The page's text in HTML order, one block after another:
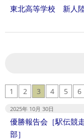
東北高等学校 新人陸
1 2 3 4 5 6
2025年 10月 30日
優勝報告会［駅伝競
部］